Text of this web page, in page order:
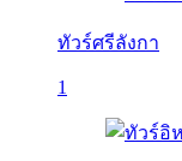
ทัวร์ศรีลังกา
1